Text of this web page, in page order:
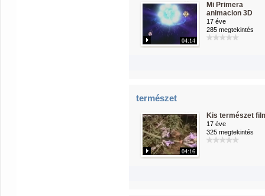
04:14
Mi Primera
animacion 3D
17 éve
285 megtekintés
természet
04:16
Kis természet
17 éve
325 megtekintés